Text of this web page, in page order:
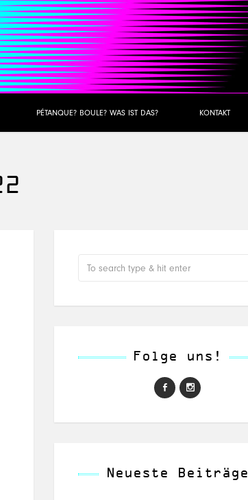
PÉTANQUE? BOULE? WAS IST DAS? KONTAKT
Folge uns!
Neueste Beiträge